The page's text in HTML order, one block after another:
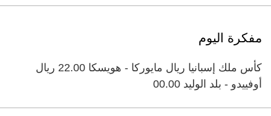
مفكرة اليوم
كأس ملك إسبانيا ريال مايوركا - هويسكا 22.00 ريال
أوفييدو - بلد الوليد 00.00